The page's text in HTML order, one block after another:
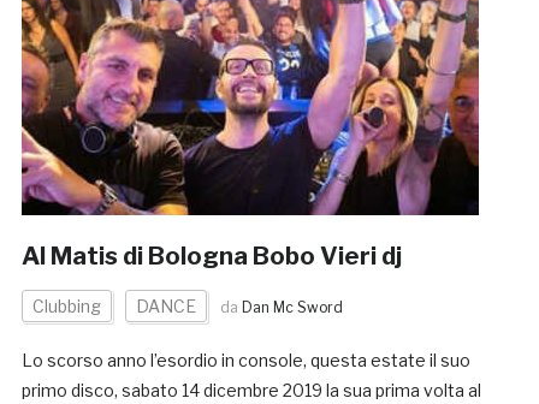
Al Matis di Bologna Bobo Vieri dj
Clubbing DANCE da Dan Mc Sword
Lo scorso anno l’esordio in console, questa estate il suo
primo disco, sabato 14 dicembre 2019 la sua prima volta al